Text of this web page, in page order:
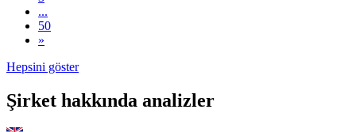
...
50
»
Hepsini göster
Şirket hakkında analizler